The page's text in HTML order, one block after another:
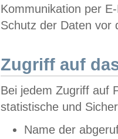
Kommunikation per
Schutz der Daten vor
Zugriff auf
Bei jedem Zugriff auf
statistische und
Name der